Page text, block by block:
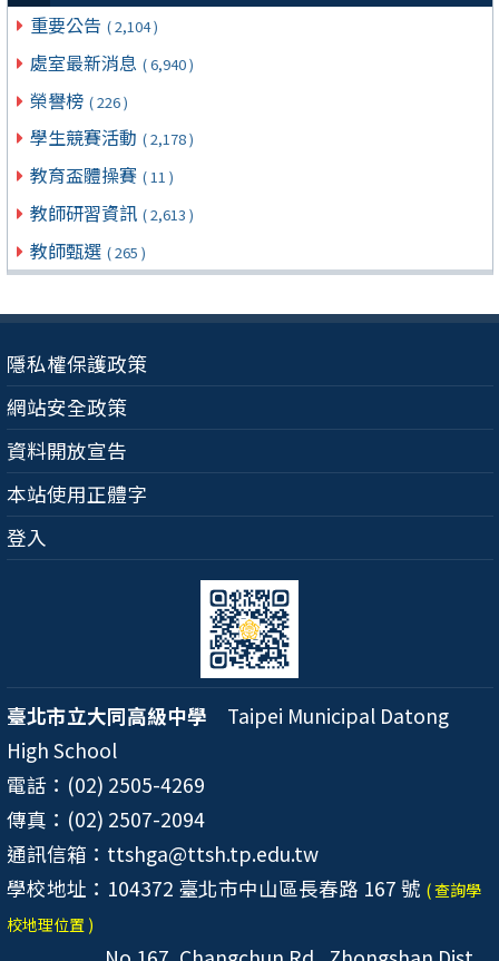
重要公告 ( 2,104 )
處室最新消息 ( 6,940 )
榮譽榜 ( 226 )
學生競賽活動 ( 2,178 )
教育盃體操賽 ( 11 )
教師研習資訊 ( 2,613 )
教師甄選 ( 265 )
隱私權保護政策
網站安全政策
資料開放宣告
本站使用正體字
登入
臺北市立大同高級中學 Taipei Municipal Datong
High School
電話：(02) 2505-4269
傳真：(02) 2507-2094
通訊信箱：ttshga@ttsh.tp.edu.tw
學校地址：104372 臺北市中山區長春路 167 號 ( 查詢學
校地理位置 )